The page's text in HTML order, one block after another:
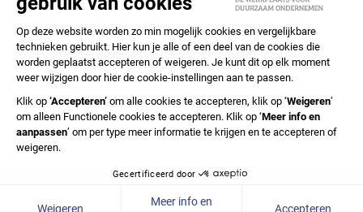
STIMULAR NIEUWSBRIEVEN
ABONNEER NU
Privacyverklaring Cookiebeleid Colofon Disclaimer
In English
© 2020 Stichting Stimular